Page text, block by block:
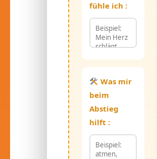
fühle ich :
Was mir
beim
Abstieg
hilft :